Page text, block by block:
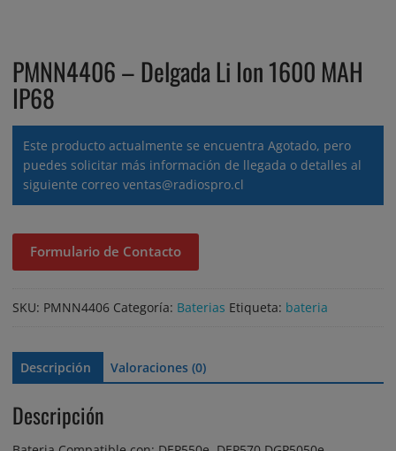
PMNN4406 – Delgada Li Ion 1600 MAH
IP68
Este producto actualmente se encuentra Agotado, pero
puedes solicitar más información de llegada o detalles al
siguiente correo ventas@radiospro.cl
Formulario de Contacto
SKU: PMNN4406 Categoría: Baterias Etiqueta: bateria
Descripción Valoraciones (0)
Descripción